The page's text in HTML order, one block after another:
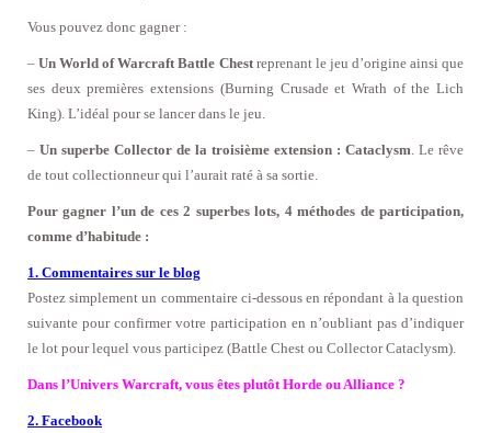
Vous pouvez donc gagner :
–Un World of Warcraft Battle Chestreprenant le jeu d’origine ainsi que
ses deux premières extensions (Burning Crusade et Wrath of the Lich
King). L’idéal pour se lancer dans le jeu.
– Un superbe Collector de la troisième extension : Cataclysm . Le rêve
de tout collectionneur qui l’aurait raté à sa sortie.
Pour gagner l’un de ces 2 superbes lots, 4 méthodes de participation,
comme d’habitude :
1. Commentaires sur le blog
Postez simplement un commentaire ci-dessous en répondant à la question
suivante pour confirmer votre participation en n’oubliant pas d’indiquer
le lot pour lequel vous participez (Battle Chest ou Collector Cataclysm).
Dans l’Univers Warcraft, vous êtes plutôt Horde ou Alliance ?
2. Facebook